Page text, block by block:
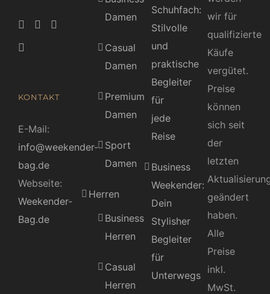
KONTAKT
E-Mail:
info@weekender-
bag.de
Webseite:
Weekender-
Bag.de
Damen
Casual
Damen
Premium
Damen
Sport
Damen
Herren
Business
Herren
Casual
Herren
Schuhfach:
Stilvolle
und
praktische
Begleiter
für
jede
Reise
Business
Weekender:
Dein
Stylisher
Begleiter
für
Unterwegs
wir für
qualifizierte
Käufe
vergütet.
Preise
können
sich seit
der
letzten
geändert
haben.
Alle
Preise
inkl.
MwSt.